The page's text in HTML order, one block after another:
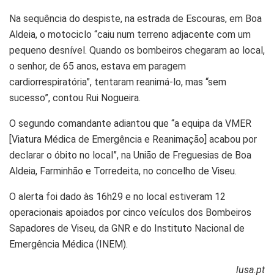
Na sequência do despiste, na estrada de Escouras, em Boa
Aldeia, o motociclo “caiu num terreno adjacente com um
pequeno desnível. Quando os bombeiros chegaram ao local,
o senhor, de 65 anos, estava em paragem
cardiorrespiratória”, tentaram reanimá-lo, mas “sem
sucesso”, contou Rui Nogueira.
O segundo comandante adiantou que “a equipa da VMER
[Viatura Médica de Emergência e Reanimação] acabou por
declarar o óbito no local”, na União de Freguesias de Boa
Aldeia, Farminhão e Torredeita, no concelho de Viseu.
O alerta foi dado às 16h29 e no local estiveram 12
operacionais apoiados por cinco veículos dos Bombeiros
Sapadores de Viseu, da GNR e do Instituto Nacional de
Emergência Médica (INEM).
lusa.pt